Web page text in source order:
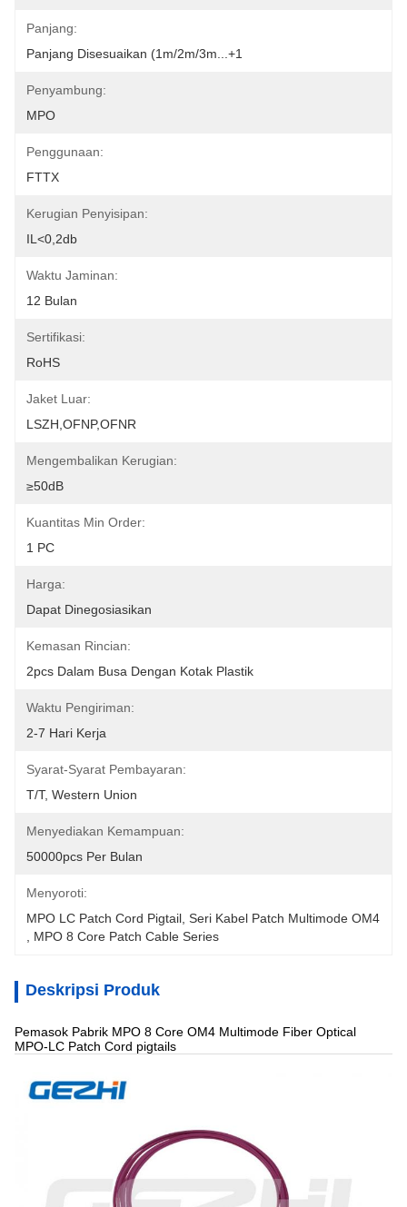
Panjang:
Panjang Disesuaikan (1m/2m/3m...+1
Penyambung:
MPO
Penggunaan:
FTTX
Kerugian Penyisipan:
IL<0,2db
Waktu Jaminan:
12 Bulan
Sertifikasi:
RoHS
Jaket Luar:
LSZH,OFNP,OFNR
Mengembalikan Kerugian:
≥50dB
Kuantitas Min Order:
1 PC
Harga:
Dapat Dinegosiasikan
Kemasan Rincian:
2pcs Dalam Busa Dengan Kotak Plastik
Waktu Pengiriman:
2-7 Hari Kerja
Syarat-Syarat Pembayaran:
T/T, Western Union
Menyediakan Kemampuan:
50000pcs Per Bulan
Menyoroti:
MPO LC Patch Cord Pigtail Seri Kabel Patch Multimode OM4
MPO 8 Core Patch Cable Series
Deskripsi Produk
Pemasok Pabrik MPO 8 Core OM4 Multimode Fiber Optical
MPO-LC Patch Cord pigtails